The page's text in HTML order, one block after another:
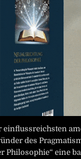
einflussreichsten
des
Philosophie“ eine